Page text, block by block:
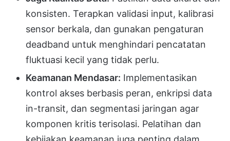
konsisten. Terapkan validasi input, kalibrasi
sensor berkala, dan gunakan pengaturan
deadband untuk menghindari pencatatan
fluktuasi kecil yang tidak perlu.
Keamanan Mendasar: Implementasikan
kontrol akses berbasis peran, enkripsi data
in-transit, dan segmentasi jaringan agar
komponen kritis terisolasi. Pelatihan dan